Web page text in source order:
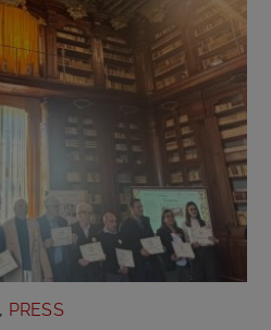
PRESS